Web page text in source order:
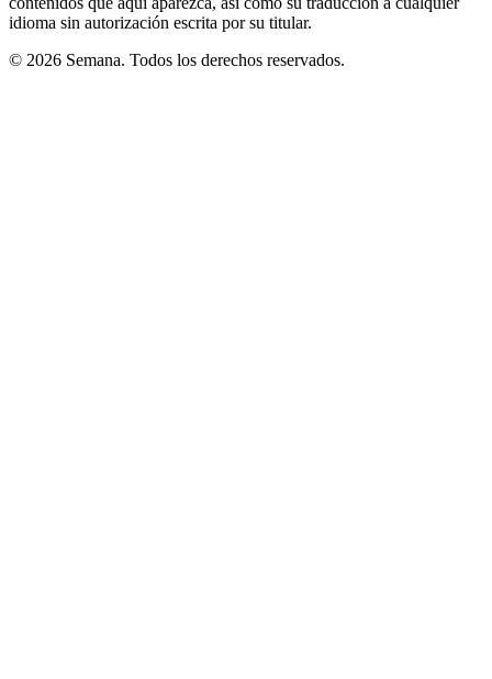
idioma sin autorización escrita por su titular.
© 2026 Semana. Todos los derechos reservados.